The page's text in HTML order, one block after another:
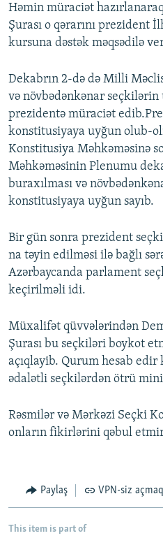
Həmin müraciət
Şurası o qərarını
kursuna dəstək məqsədilə
Dekabrın 2-də də Milli
və növbədənkənar
prezidentə müraciət
konstitusiyaya uyğun olub-
Konstitusiya Məhkəməsinə
Məhkəməsinin Plenumu
buraxılması və
konstitusiyaya uyğun sayıb.
Bir gün sonra prezident
na təyin edilməsi ilə bağlı
Azərbaycanda parlament
keçirilməli idi.
Müxalifət qüvvələrindən
Şurası bu seçkiləri boykot
açıqlayib. Qurum hesab edir
ədalətli seçkilərdən ötrü
Rəsmilər və Mərkəzi Seçki
onların fikirlərini qəbul
Paylaş VPN-siz açmaq
This item is part of